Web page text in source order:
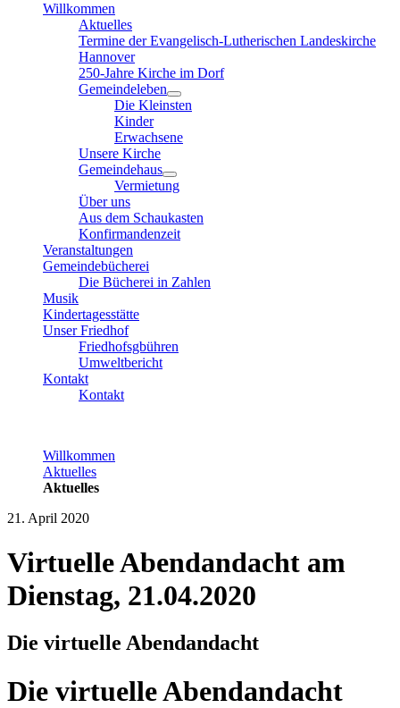
Willkommen
Aktuelles
Termine der Evangelisch-Lutherischen Landeskirche
Hannover
250-Jahre Kirche im Dorf
Gemeindeleben
Die Kleinsten
Kinder
Erwachsene
Unsere Kirche
Gemeindehaus
Vermietung
Über uns
Aus dem Schaukasten
Konfirmandenzeit
Veranstaltungen
Gemeindebücherei
Die Bücherei in Zahlen
Musik
Kindertagesstätte
Unser Friedhof
Friedhofsgbühren
Umweltbericht
Kontakt
Kontakt
Willkommen
Aktuelles
Aktuelles
21. April 2020
Virtuelle Abendandacht am
Dienstag, 21.04.2020
Die virtuelle Abendandacht
Die virtuelle Abendandacht